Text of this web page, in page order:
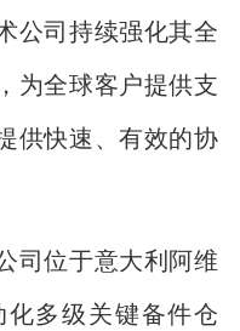
公司持续强化其全
为全球客户提供支
供快速、有效的协
司位于意大利阿维
多级关键备件仓